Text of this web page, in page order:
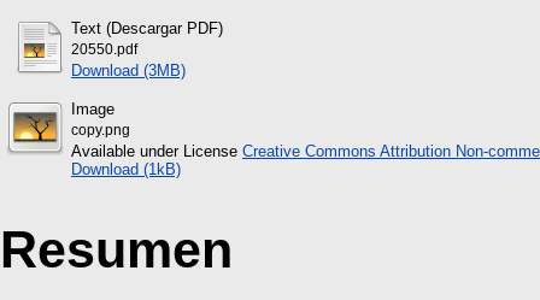
Text (Descargar PDF)
20550.pdf
Download (3MB)
Image
copy.png
Available under License Creative Commons Attribution Non-
Download (1kB)
Resumen